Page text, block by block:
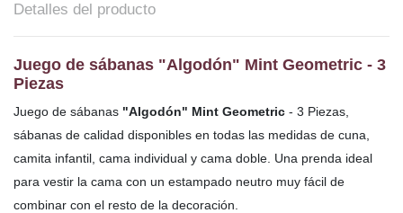
Detalles del producto
Juego de sábanas "Algodón" Mint Geometric - 3
Piezas
Juego de sábanas "Algodón" Mint Geometric - 3 Piezas,
sábanas de calidad disponibles en todas las medidas de cuna,
camita infantil, cama individual y cama doble. Una prenda ideal
para vestir la cama con un estampado neutro muy fácil de
combinar con el resto de la decoración.